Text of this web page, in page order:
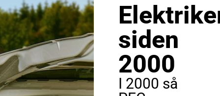
siden
2000
I 2000 så